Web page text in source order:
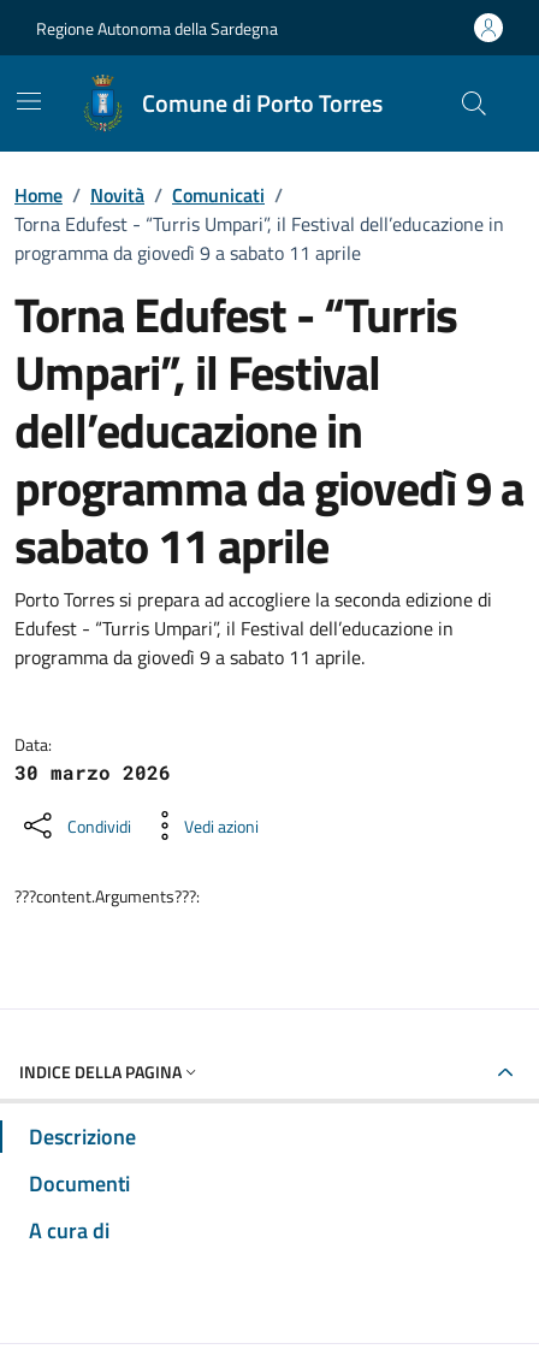
Regione Autonoma della Sardegna
Comune di Porto Torres
Home / Novità / Comunicati /
Torna Edufest - “Turris Umpari”, il Festival dell’educazione in
programma da giovedì 9 a sabato 11 aprile
Torna Edufest - “Turris
Umpari”, il Festival
dell’educazione in
programma da giovedì 9 a
sabato 11 aprile
Dettagli della notizia
Porto Torres si prepara ad accogliere la seconda edizione di
Edufest - “Turris Umpari”, il Festival dell’educazione in
programma da giovedì 9 a sabato 11 aprile.
Data:
30 marzo 2026
Condividi Vedi azioni
???content.Arguments???:
INDICE DELLA PAGINA
Descrizione
Documenti
A cura di